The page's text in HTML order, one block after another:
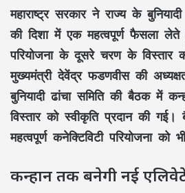
महाराष्ट्र सरकार ने राज्य के
की दिशा में एक महत्वपूर्ण फैसला
परियोजना के दूसरे चरण के विस्तार
मुख्यमंत्री देवेंद्र फडणवीस की
बुनियादी ढांचा समिति की बैठक में
विस्तार को स्वीकृति प्रदान की
महत्वपूर्ण कनेक्टिविटी परियोजना को
कन्हान तक बनेगी नई